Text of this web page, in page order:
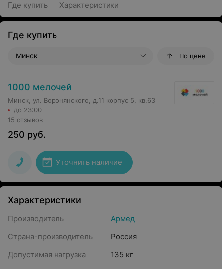
Где купить Характеристики
Где купить
Минск По цене
1000 мелочей
Минск, ул. Воронянского, д.11 корпус 5, кв.63
до 23:00
15 отзывов
250 руб.
Уточнить наличие
Характеристики
Производитель
Армед
Страна-производитель
Россия
Допустимая нагрузка
135 кг